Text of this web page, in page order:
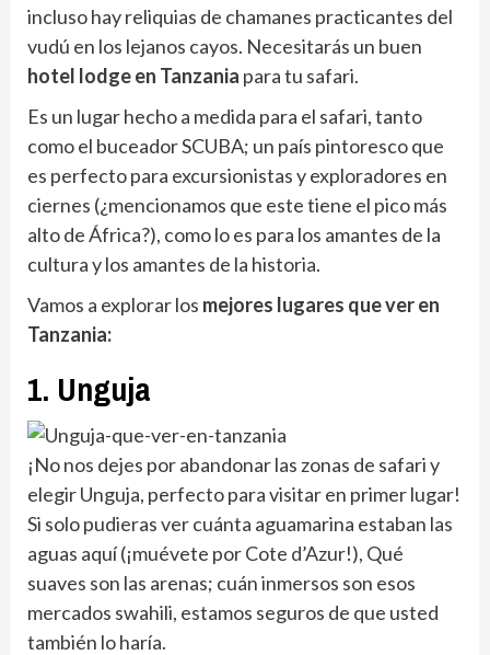
incluso hay reliquias de chamanes practicantes del
vudú en los lejanos cayos. Necesitarás un buen
hotel lodge en Tanzania para tu safari.
Es un lugar hecho a medida para el safari, tanto
como el buceador SCUBA; un país pintoresco que
es perfecto para excursionistas y exploradores en
ciernes (¿mencionamos que este tiene el pico más
alto de África?), como lo es para los amantes de la
cultura y los amantes de la historia.
Vamos a explorar los mejores lugares que ver en
Tanzania:
1. Unguja
¡No nos dejes por abandonar las zonas de safari y
elegir Unguja, perfecto para visitar en primer lugar!
Si solo pudieras ver cuánta aguamarina estaban las
aguas aquí (¡muévete por Cote d’Azur!), Qué
suaves son las arenas; cuán inmersos son esos
mercados swahili, estamos seguros de que usted
también lo haría.